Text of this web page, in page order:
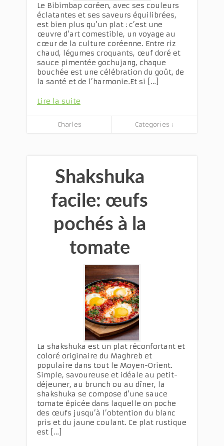
Le Bibimbap coréen, avec ses couleurs
éclatantes et ses saveurs équilibrées,
est bien plus qu’un plat : c’est une
œuvre d’art comestible, un voyage au
cœur de la culture coréenne. Entre riz
chaud, légumes croquants, œuf doré et
sauce pimentée gochujang, chaque
bouchée est une célébration du goût, de
la santé et de l’harmonie.Et si […]
Lire la suite
Charles Categories ↓
Shakshuka
facile: œufs
pochés à la
tomate
La shakshuka est un plat réconfortant et
coloré originaire du Maghreb et
populaire dans tout le Moyen-Orient.
Simple, savoureuse et idéale au petit-
déjeuner, au brunch ou au dîner, la
shakshuka se compose d’une sauce
tomate épicée dans laquelle on poche
des œufs jusqu’à l’obtention du blanc
pris et du jaune coulant. Ce plat rustique
est […]